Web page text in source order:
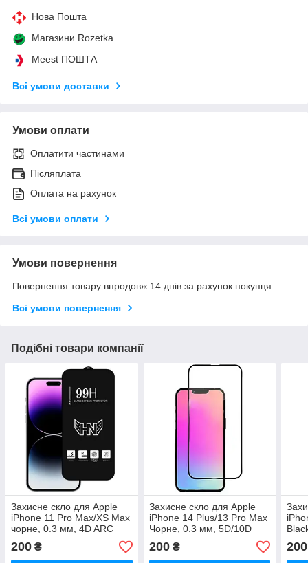
Нова Пошта
Магазини Rozetka
Meest ПОШТА
Всі умови доставки
Умови оплати
Оплатити частинами
Післяплата
Оплата на рахунок
Всі умови оплати
Умови повернення
Повернення товару впродовж 14 днів за рахунок покупця
Всі умови повернення
Подібні товари компанії
Захисне скло для Apple
iPhone 11 Pro Max/XS Max
чорне, 0.3 мм, 4D ARC
(Z16577) без упаковки, з
рамкою
200 ₴
Захисне скло для Apple
iPhone 14 Plus/13 Pro Max
Чорне, 0.3 мм, 5D/10D
(Z22166) без упаковки, з
рамкою
200₴ 200